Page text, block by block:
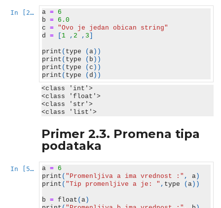
In [2]: a = 6
b
= 6.0
c
= "Ovo je jedan obican string"
d
= [ 1 , 2 , 3]
print ( type (a))
print ( type ( b ))
print ( type (c ))
print ( type ( d ))
<class 'int'>
<class 'float'>
<class 'str'>
Primer 2.3. Promena tipa
podataka
In [5]: a = 6
print ( "Promenljiva a ima vrednost :" , a )
print ( "Tip promenljive a je: " , type (a ))
b = float (a )